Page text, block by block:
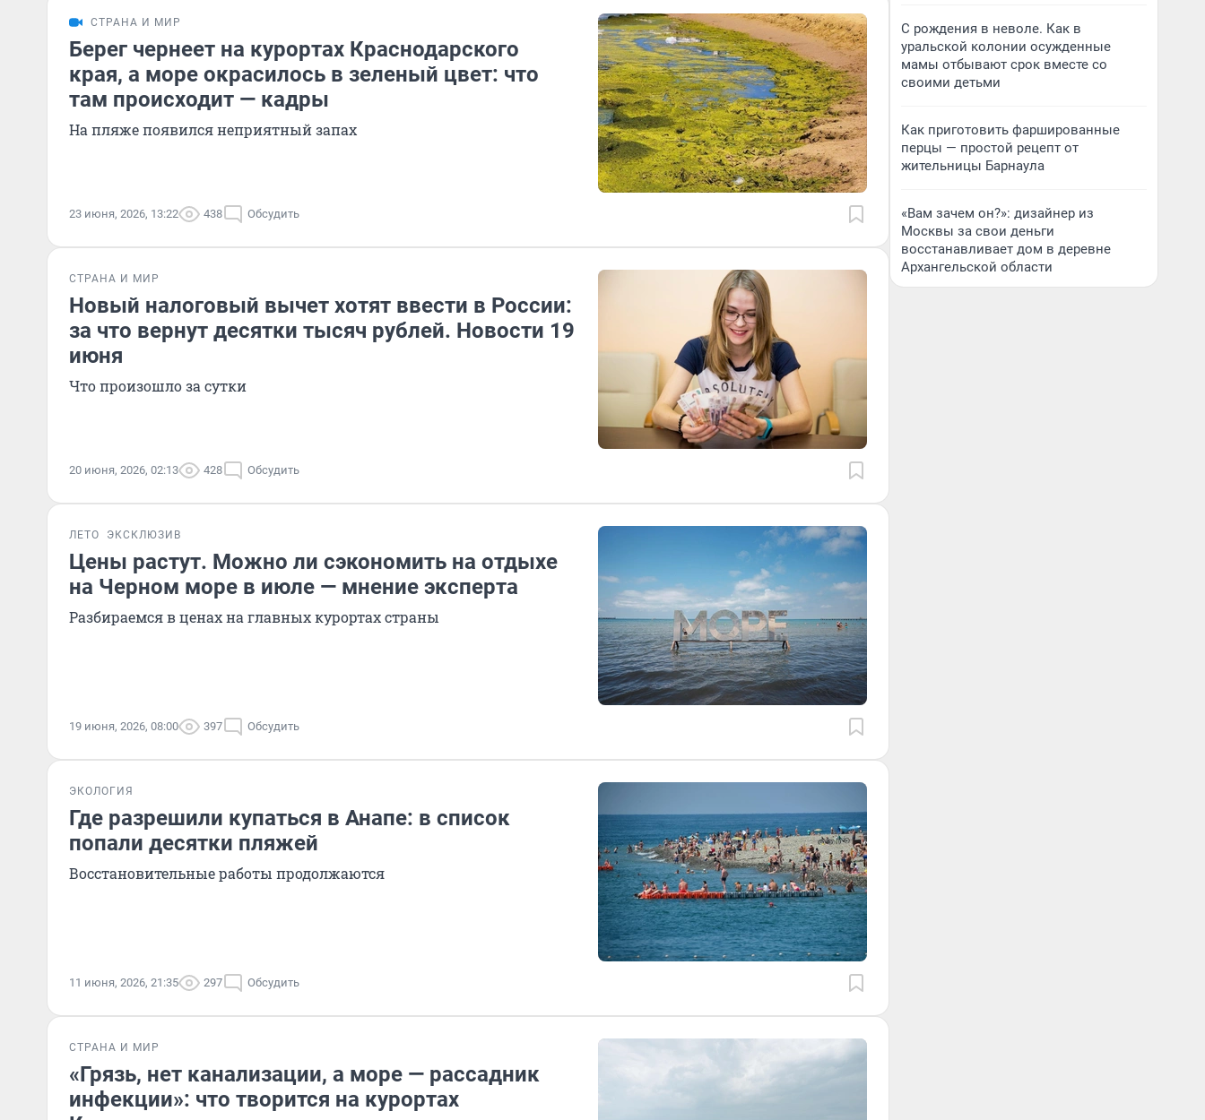
СТРАНА И МИР
Берег чернеет на курортах Краснодарского
края, а море окрасилось в зеленый цвет: что
там происходит — кадры
На пляже появился неприятный запах
23 июня, 2026, 13:22 438 Обсудить
СТРАНА И МИР
Новый налоговый вычет хотят ввести в России:
за что вернут десятки тысяч рублей. Новости 19
июня
Что произошло за сутки
20 июня, 2026, 02:13 428 Обсудить
ЛЕТО ЭКСКЛЮЗИВ
Цены растут. Можно ли сэкономить на отдыхе
на Черном море в июле — мнение эксперта
Разбираемся в ценах на главных курортах страны
19 июня, 2026, 08:00 397 Обсудить
ЭКОЛОГИЯ
Где разрешили купаться в Анапе: в список
попали десятки пляжей
Восстановительные работы продолжаются
11 июня, 2026, 21:35 297 Обсудить
СТРАНА И МИР
«Грязь, нет канализации, а море — рассадник
инфекции»: что творится на курортах
С рождения в неволе. Как в
уральской колонии осужденные
мамы отбывают срок вместе со
своими детьми
Как приготовить фаршированные
перцы — простой рецепт от
жительницы Барнаула
«Вам зачем он?»: дизайнер из
Москвы за свои деньги
восстанавливает дом в деревне
Архангельской области